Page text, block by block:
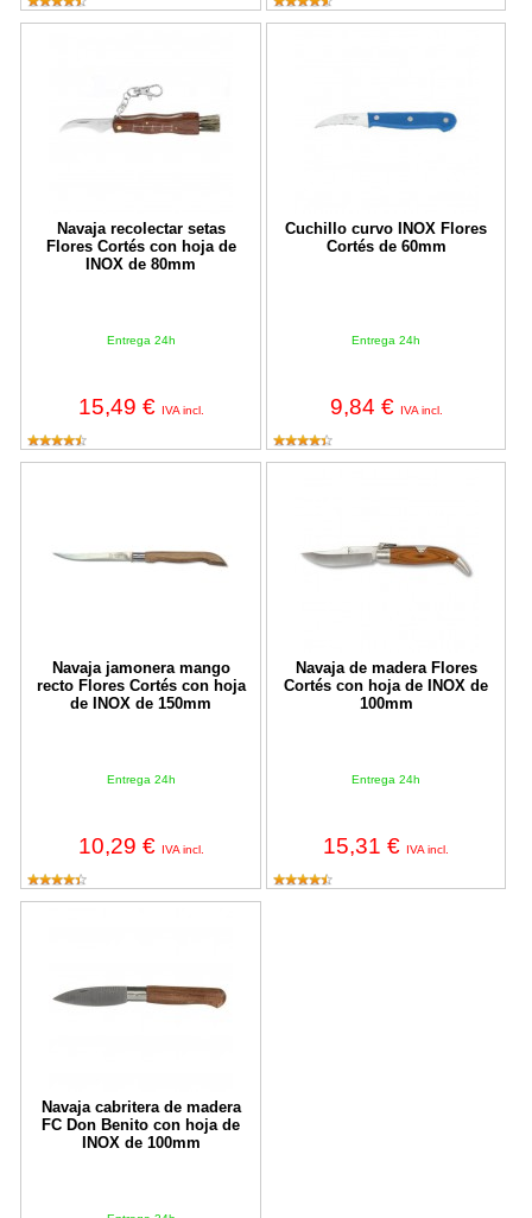
Navaja recolectar setas
Flores Cortés con hoja de
INOX de 80mm
Entrega 24h
15,49 € IVA incl.
Cuchillo curvo INOX Flores
Cortés de 60mm
Entrega 24h
9,84 € IVA incl.
Navaja jamonera mango
recto Flores Cortés con hoja
de INOX de 150mm
Entrega 24h
10,29 € IVA incl.
Navaja de madera Flores
Cortés con hoja de INOX de
100mm
Entrega 24h
15,31 € IVA incl.
Navaja cabritera de madera
FC Don Benito con hoja de
INOX de 100mm